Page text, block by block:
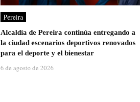
Pereira
Alcaldía de Pereira continúa entregando a
la ciudad escenarios deportivos renovados
para el deporte y el bienestar
6 de agosto de 2026